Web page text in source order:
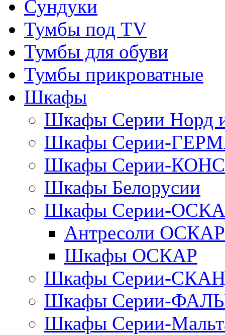
Сундуки
Тумбы под TV
Тумбы для обуви
Тумбы прикроватные
Шкафы
Шкафы Серии
Шкафы Серии-
Шкафы Серии-
Шкафы Белорусии
Шкафы Серии-
Антресоли ОСКАР
Шкафы ОСКАР
Шкафы Серии-
Шкафы Серии-
Шкафы Серии-